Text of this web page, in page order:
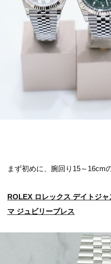
まず初めに、腕回り15～16cm
ROLEX ロレックス デイトジ
マ ジュビリーブレス